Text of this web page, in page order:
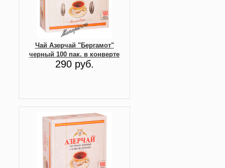
Чай Азерчай "Бергамот"
черный 100 пак. в конверте
290 руб.